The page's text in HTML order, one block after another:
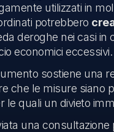
utilizzati in
potrebbero
deroghe nei casi in
economici eccessivi.
sostiene una
che le misure siano
quali un divieto
una consultazione